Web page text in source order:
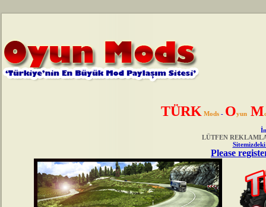
TÜRK Mods - Oyun M
LÜTFEN
Please